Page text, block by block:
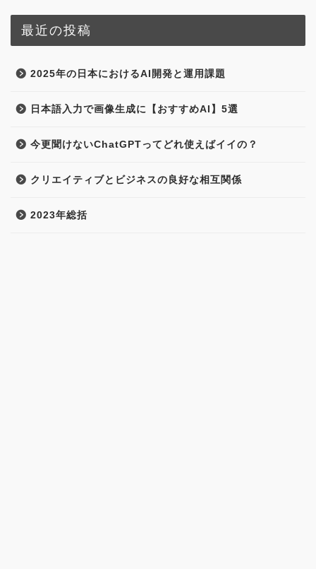
最近の投稿
2025年の日本におけるAI開発と運用課題
日本語入力で画像生成に【おすすめAI】5選
今更聞けないChatGPTってどれ使えばイイの？
クリエイティブとビジネスの良好な相互関係
2023年総括